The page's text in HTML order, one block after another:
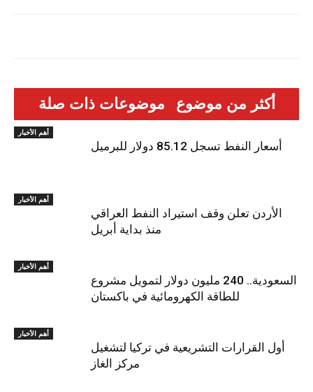
موضوعات ذات صلة أكثر من موضوع
أهم الأخبار
أسعار النفط تسجل 85.12 دولار للبرميل
أهم الأخبار
الأردن تعلن وقف استيراد النفط العراقي
منذ بداية أبريل
أهم الأخبار
السعودية.. 240 مليون دولار لتمويل مشروع
للطاقة الكهرومائية في باكستان
أهم الأخبار
أول القرارات التشريعية في تركيا لتشغيل
مركز الغاز